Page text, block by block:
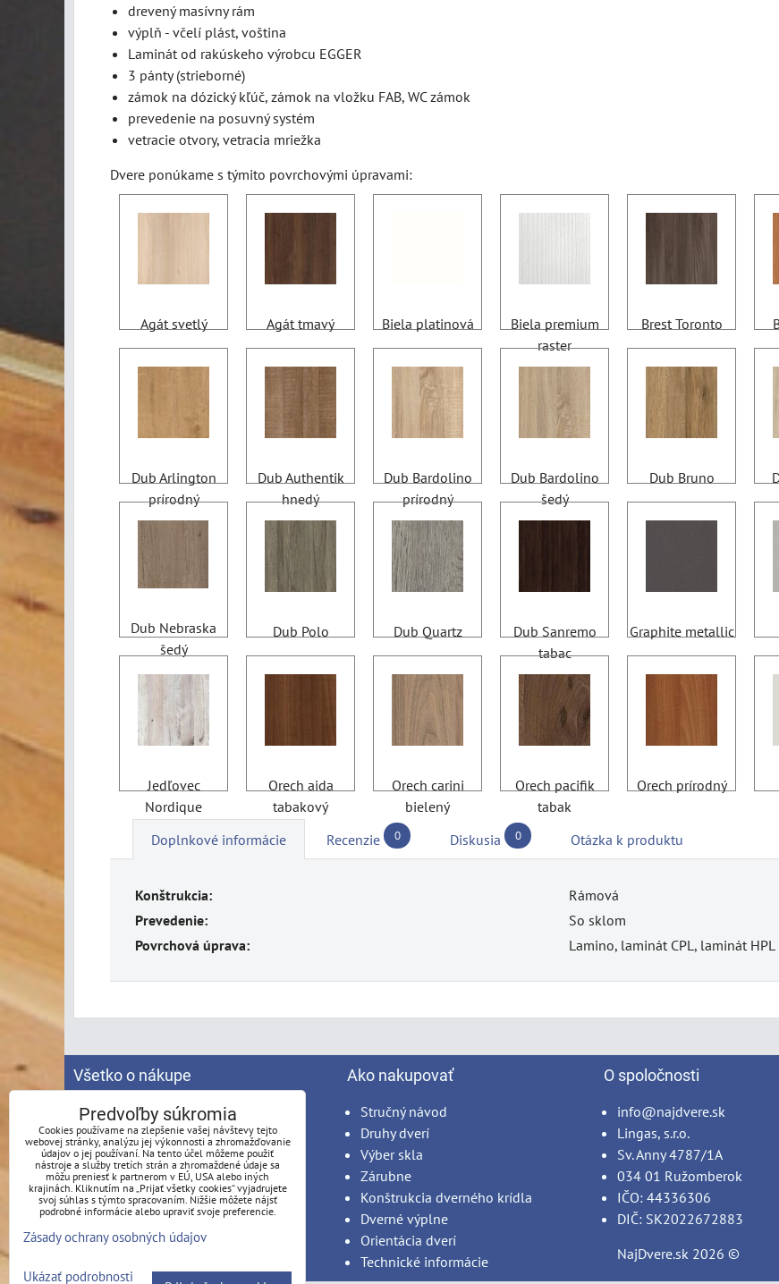
drevený masívny rám
výplň - včelí plást, voština
Laminát od rakúskeho výrobcu EGGER
3 pánty (strieborné)
zámok na dózický kľúč, zámok na vložku FAB, WC zámok
prevedenie na posuvný systém
vetracie otvory, vetracia mriežka
Dvere ponúkame s týmito povrchovými úpravami:
Agát svetlý Agát tmavý Biela platinová
Biela premium
raster
Brest Toronto
Dub Arlington
prírodný
Dub Authentik
hnedý
Dub Bardolino
prírodný
Dub Bardolino
šedý
Dub Bruno
Dub Nebraska
šedý
Dub Polo Dub Quartz
Dub Sanremo
tabac
Graphite metallic
Jedľovec
Nordique
Orech aida
tabakový
Orech carini
bielený
Orech pacifik
tabak
Orech prírodný
Doplnkové informácie Recenzie 0 Diskusia 0 Otázka k produktu
Konštrukcia:
Rámová
Prevedenie:
So sklom
Povrchová úprava:
Lamino, laminát CPL, laminát HPL
Všetko o nákupe
Spracovanie osobných údajov
Obchodné podmienky
Reklamačný poriadok
Možnosti platby
Možnosti dopravy
Produkty na mieru - podmienky
Montáž
Ako nakupovať
Stručný návod
Druhy dverí
Výber skla
Zárubne
Konštrukcia dverného krídla
Dverné výplne
Orientácia dverí
Technické informácie
O spoločnosti
info@najdvere.sk
Lingas, s.r.o.
Sv. Anny 4787/1A
034 01 Ružomberok
IČO: 44336306
DIČ: SK2022672883
NajDvere.sk 2026 ©
Predvoľby súkromia
Cookies používame na zlepšenie vašej návštevy tejto
webovej stránky, analýzu jej výkonnosti a zhromažďovanie
údajov o jej používaní. Na tento účel môžeme použiť
nástroje a služby tretích strán a zhromaždené údaje sa
môžu preniesť k partnerom v EÚ, USA alebo iných
krajinách. Kliknutím na „Prijať všetky cookies“ vyjadrujete
svoj súhlas s týmto spracovaním. Nižšie môžete nájsť
podrobné informácie alebo upraviť svoje preferencie.
Zásady ochrany osobných údajov
Ukázať podrobnosti